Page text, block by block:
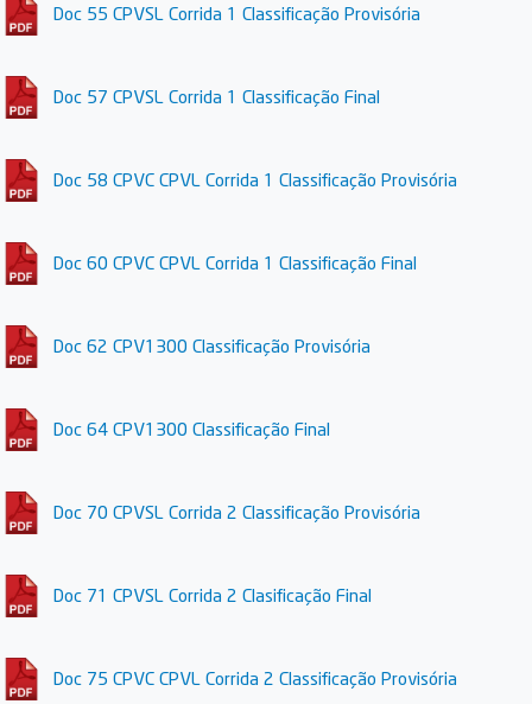
Doc 55 CPVSL Corrida 1 Classificação Provisória
Doc 57 CPVSL Corrida 1 Classificação Final
Doc 58 CPVC CPVL Corrida 1 Classificação Provisória
Doc 60 CPVC CPVL Corrida 1 Classificação Final
Doc 62 CPV1300 Classificação Provisória
Doc 64 CPV1300 Classificação Final
Doc 70 CPVSL Corrida 2 Classificação Provisória
Doc 71 CPVSL Corrida 2 Clasificação Final
Doc 75 CPVC CPVL Corrida 2 Classificação Provisória